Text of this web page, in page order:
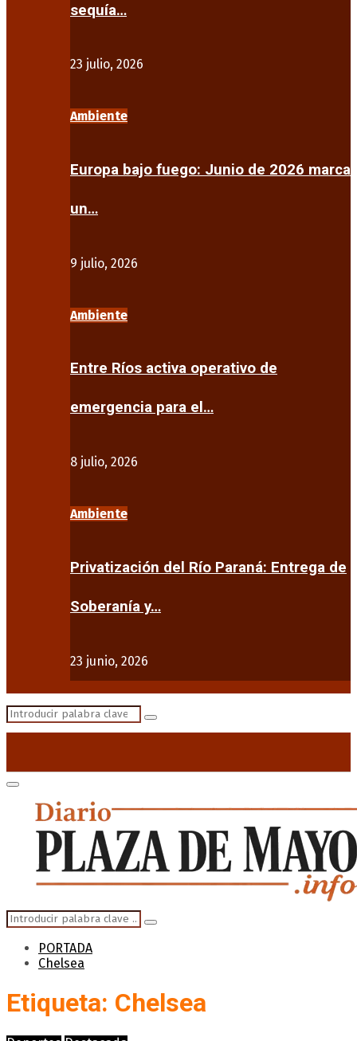
sequía…
23 julio, 2026
Ambiente
Europa bajo fuego: Junio de 2026 marca
un…
9 julio, 2026
Ambiente
Entre Ríos activa operativo de
emergencia para el…
8 julio, 2026
Ambiente
Privatización del Río Paraná: Entrega de
Soberanía y…
23 junio, 2026
Search
Search
Primary
Menu
Search
for:
Search
PORTADA
Chelsea
Etiqueta: Chelsea